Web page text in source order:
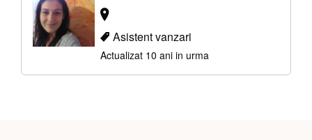
Asistent vanzari
Actualizat 10 ani in urma